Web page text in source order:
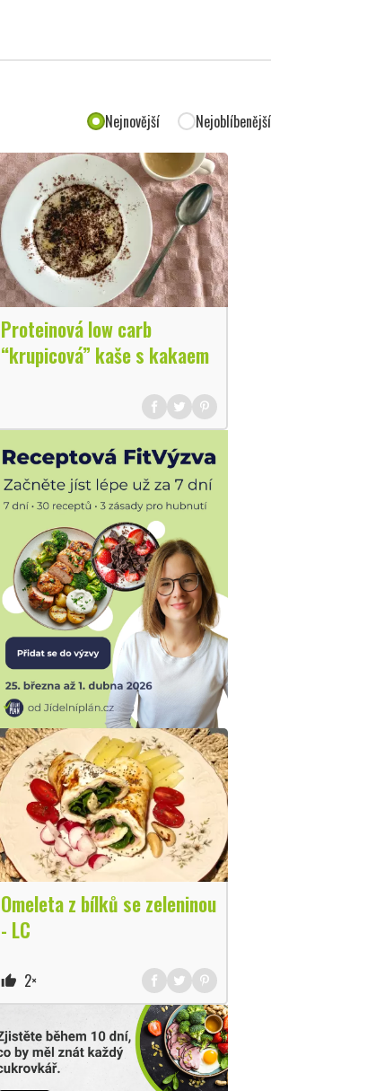
Nejnovější Nejoblíbenější
Proteinová low carb
“krupicová” kaše s kakaem
Omeleta z bílků se zeleninou
- LC
thumb_up 2×